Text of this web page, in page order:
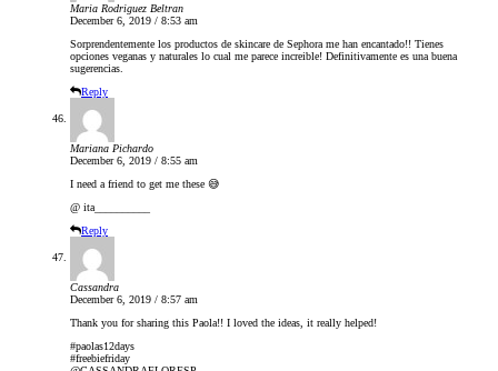
Maria Rodriguez Beltran
December 6, 2019 / 8:53 am
Sorprendentemente los productos de skincare de Sephora me han encantado!! Tienes
opciones veganas y naturales lo cual me parece increible! Definitivamente es una buena
sugerencias.
Reply
Mariana Pichardo
December 6, 2019 / 8:55 am
I need a friend to get me these 😅
@ ita__________
Reply
Cassandra
December 6, 2019 / 8:57 am
Thank you for sharing this Paola!! I loved the ideas, it really helped!
#paolas12days
#freebiefriday